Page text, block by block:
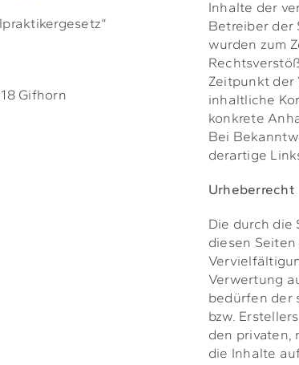
Gifhorn
Inhalte der
Betreiber der
wurden zum
Zeitpunkt der
inhaltliche
konkrete
Bei
derartige
Urheberrecht
Die durch
diesen
Verwertung
bedürfen der
bzw.
den privaten,
die Inhalte